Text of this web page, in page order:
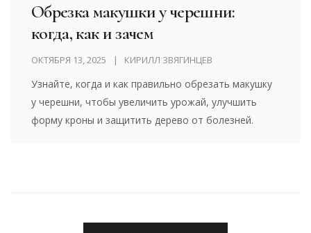
Обрезка макушки у черешни:
когда, как и зачем
ОКТЯБРЯ 13, 2025 КИРИЛЛ ЗВЯГИНЦЕВ
Узнайте, когда и как правильно обрезать макушку
у черешни, чтобы увеличить урожай, улучшить
форму кроны и защитить дерево от болезней.